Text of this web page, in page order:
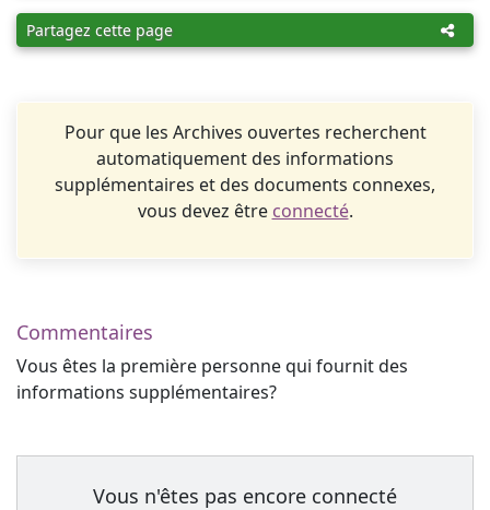
Partagez cette page
Pour que les Archives ouvertes recherchent
automatiquement des informations
supplémentaires et des documents connexes,
vous devez être connecté.
Commentaires
Vous êtes la première personne qui fournit des
informations supplémentaires?
Vous n'êtes pas encore connecté